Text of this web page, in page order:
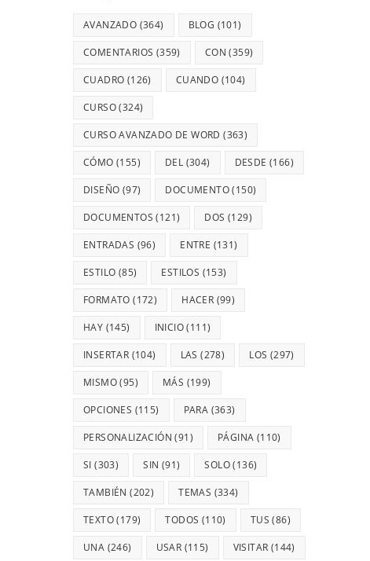
AVANZADO (364) BLOG (101)
COMENTARIOS (359) CON (359)
CUADRO (126) CUANDO (104)
CURSO(324)
CURSO AVANZADO DE WORD (363)
CÓMO (155) DEL (304) DESDE (166)
DISEÑO (97) DOCUMENTO(150)
DOCUMENTOS (121) DOS (129)
ENTRADAS (96) ENTRE (131)
ESTILO (85) ESTILOS (153)
FORMATO (172) HACER (99)
HAY (145) INICIO(111)
INSERTAR (104) LAS (278) LOS (297)
MISMO(95) MÁS (199)
OPCIONES (115) PARA (363)
PERSONALIZACIÓN (91) PÁGINA (110)
SI (303) SIN (91) SOLO(136)
TAMBIÉN (202) TEMAS (334)
TEXTO(179) TODOS (110) TUS (86)
UNA (246) USAR (115) VISITAR (144)